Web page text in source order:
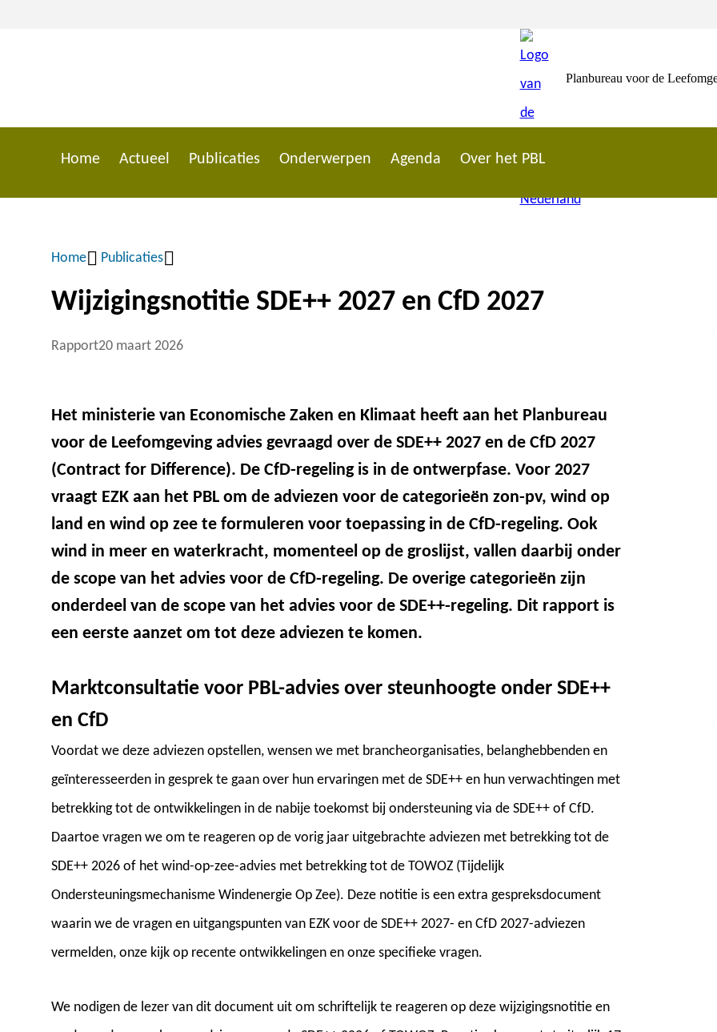
inhoud
Planbureau voor de
Home Actueel Publicaties Onderwerpen Agenda Over het PBL
Kruimelpad
Home Publicaties
Wijzigingsnotitie SDE++ 2027 en CfD 2027
Rapport20 maart 2026
Het ministerie van Economische Zaken en Klimaat heeft aan het Planbureau
voor de Leefomgeving advies gevraagd over de SDE++ 2027 en de CfD 2027
(Contract for Difference). De CfD-regeling is in de ontwerpfase. Voor 2027
vraagt EZK aan het PBL om de adviezen voor de categorieën zon-pv, wind op
land en wind op zee te formuleren voor toepassing in de CfD-regeling. Ook
wind in meer en waterkracht, momenteel op de groslijst, vallen daarbij onder
de scope van het advies voor de CfD-regeling. De overige categorieën zijn
onderdeel van de scope van het advies voor de SDE++-regeling. Dit rapport is
een eerste aanzet om tot deze adviezen te komen.
Marktconsultatie voor PBL-advies over steunhoogte onder SDE++
en CfD
Voordat we deze adviezen opstellen, wensen we met brancheorganisaties, belanghebbenden en
geïnteresseerden in gesprek te gaan over hun ervaringen met de SDE++ en hun verwachtingen met
betrekking tot de ontwikkelingen in de nabije toekomst bij ondersteuning via de SDE++ of CfD.
Daartoe vragen we om te reageren op de vorig jaar uitgebrachte adviezen met betrekking tot de
SDE++ 2026 of het wind-op-zee-advies met betrekking tot de TOWOZ (Tijdelijk
Ondersteuningsmechanisme Windenergie Op Zee). Deze notitie is een extra gespreksdocument
waarin we de vragen en uitgangspunten van EZK voor de SDE++ 2027- en CfD 2027-adviezen
vermelden, onze kijk op recente ontwikkelingen en onze specifieke vragen.
We nodigen de lezer van dit document uit om schriftelijk te reageren op deze wijzigingsnotitie en